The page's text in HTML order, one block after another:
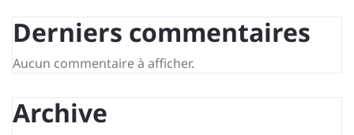
Derniers commentaires
Aucun commentaire à afficher.
Archive